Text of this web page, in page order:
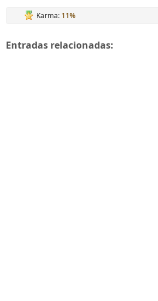
Karma: 11%
Entradas relacionadas: